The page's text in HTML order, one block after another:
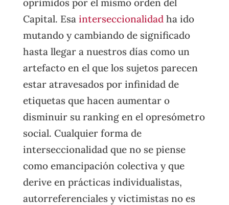
oprimidos por el mismo orden del
Capital. Esa interseccionalidadha ido
mutando y cambiando de significado
hasta llegar a nuestros días como un
artefacto en el que los sujetos parecen
estar atravesados por infinidad de
etiquetas que hacen aumentar o
disminuir su ranking en el opresómetro
social. Cualquier forma de
interseccionalidad que no se piense
como emancipación colectiva y que
derive en prácticas individualistas,
autorreferenciales y victimistas no es